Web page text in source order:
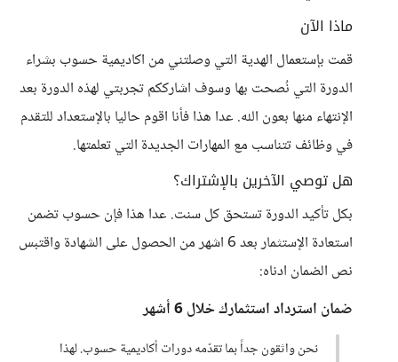
ماذا الآن
قمت بإستعمال الهدية التي وصلتني من اكاديمية حسوب بشراء
الدورة التي نُصحت بها وسوف اشارككم تجربتي لهذه الدورة بعد
الإنتهاء منها بعون الله. عدا هذا فأنا اقوم حاليا بالإستعداد للتقدم
في وظائف تتناسب مع المهارات الجديدة التي تعلمتها.
هل توصي الآخرين بالإشتراك؟
بكل تأكيد الدورة تستحق كل سنت. عدا هذا فإن حسوب تضمن
استعادة الإستثمار بعد 6 اشهر من الحصول على الشهادة واقتبس
نص الضمان ادناه:
ضمان استرداد استثمارك خلال 6 أشهر
نحن واثقون جداً بما تقدّمه دورات أكاديمية حسوب. لهذا